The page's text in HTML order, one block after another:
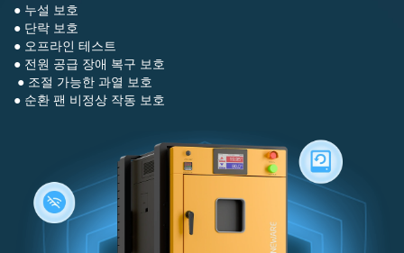
● 누설 보호
● 단락 보호
● 오프라인 테스트
● 전원 공급 장애 복구 보호
● 조절 가능한 과열 보호
● 순환 팬 비정상 작동 보호